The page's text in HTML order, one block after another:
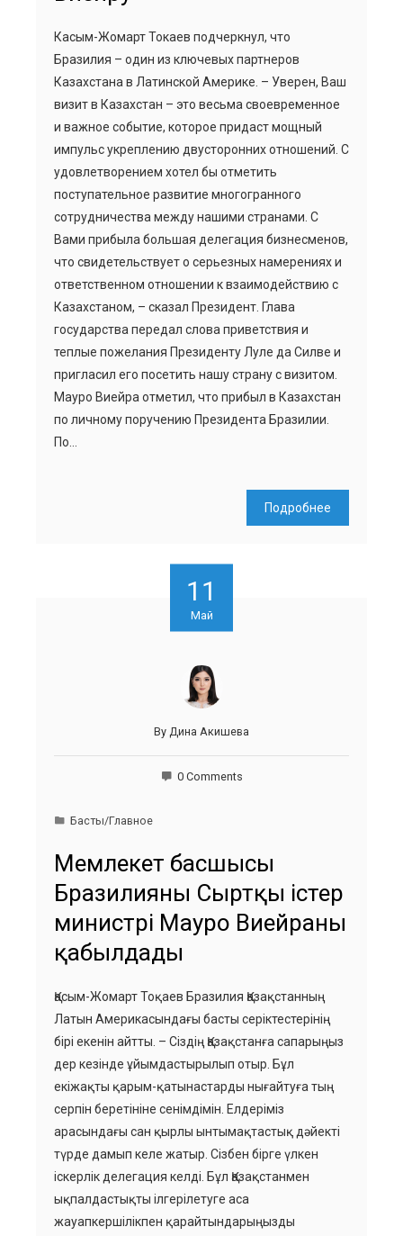
Касым-Жомарт Токаев подчеркнул, что
Бразилия – один из ключевых партнеров
Казахстана в Латинской Америке. – Уверен, Ваш
визит в Казахстан – это весьма своевременное
и важное событие, которое придаст мощный
импульс укреплению двусторонних отношений. С
удовлетворением хотел бы отметить
поступательное развитие многогранного
сотрудничества между нашими странами. С
Вами прибыла большая делегация бизнесменов,
что свидетельствует о серьезных намерениях и
ответственном отношении к взаимодействию с
Казахстаном, – сказал Президент. Глава
государства передал слова приветствия и
теплые пожелания Президенту Луле да Силве и
пригласил его посетить нашу страну с визитом.
Мауро Виейра отметил, что прибыл в Казахстан
по личному поручению Президента Бразилии.
По…
Подробнее
11
Май
By Дина Акишева
0 Comments
Басты/Главное
Мемлекет басшысы
Бразилияның Сыртқы істер
министрі Мауро Виейраны
қабылдады
Қасым-Жомарт Тоқаев Бразилия Қазақстанның
Латын Америкасындағы басты серіктестерінің
бірі екенін айтты. – Сіздің Қазақстанға сапарыңыз
дер кезінде ұйымдастырылып отыр. Бұл
екіжақты қарым-қатынастарды нығайтуға тың
серпін беретініне сенімдімін. Елдеріміз
арасындағы сан қырлы ынтымақтастық дәйекті
түрде дамып келе жатыр. Сізбен бірге үлкен
іскерлік делегация келді. Бұл Қазақстанмен
ықпалдастықты ілгерілетуге аса
жауапкершілікпен қарайтындарыңызды